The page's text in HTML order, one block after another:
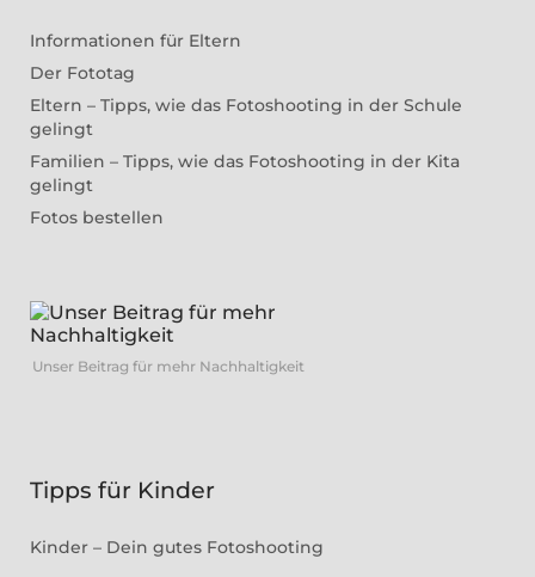
Informationen für Eltern
Der Fototag
Eltern – Tipps, wie das Fotoshooting in der Schule
gelingt
Familien – Tipps, wie das Fotoshooting in der Kita
gelingt
Fotos bestellen
Unser Beitrag für mehr Nachhaltigkeit
Tipps für Kinder
Kinder – Dein gutes Fotoshooting